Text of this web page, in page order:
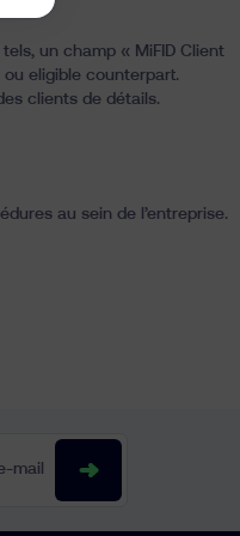
un champ « MiFID Client
ou eligible counterpart.
clients de détails.
au sein de l’entreprise.